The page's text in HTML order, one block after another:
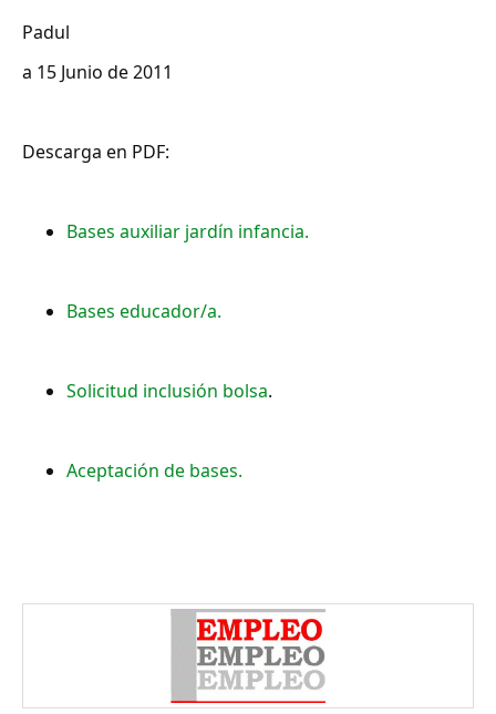
Padul
a 15 Junio de 2011
Descarga en PDF:
Bases auxiliar jardín infancia.
Bases educador/a.
Solicitud inclusión bolsa.
Aceptación de bases.